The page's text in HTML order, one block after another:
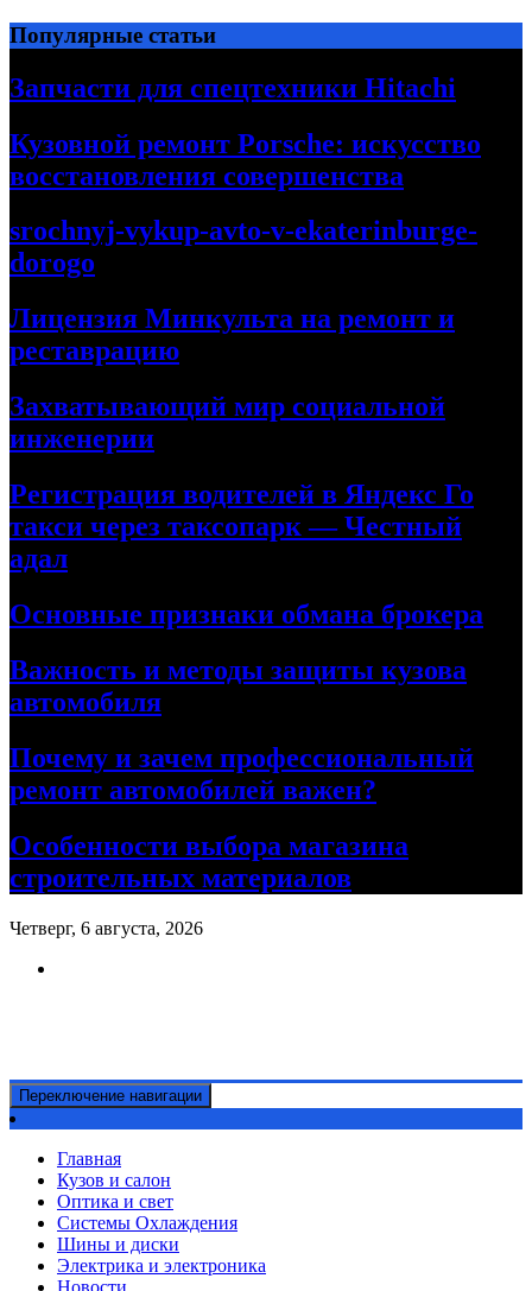
Перейти
к
содержимому
Популярные статьи
Запчасти для спецтехники Hitachi
Кузовной ремонт Porsche: искусство
восстановления совершенства
srochnyj-vykup-avto-v-ekaterinburge-
dorogo
Лицензия Минкульта на ремонт и
реставрацию
Захватывающий мир социальной
инженерии
Регистрация водителей в Яндекс Го
такси через таксопарк — Честный
адал
Основные признаки обмана брокера
Важность и методы защиты кузова
автомобиля
Почему и зачем профессиональный
ремонт автомобилей важен?
Особенности выбора магазина
строительных материалов
Четверг, 6 августа, 2026
Переключение навигации
Главная
Кузов и салон
Оптика и свет
Системы Охлаждения
Шины и диски
Электрика и электроника
Новости